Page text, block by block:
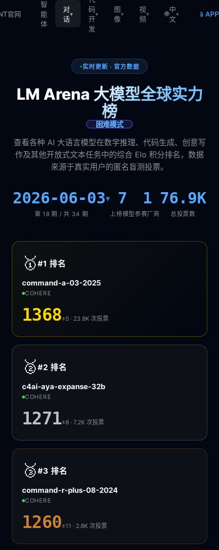
官网
智
能
体
对
话
▾
码
开
发
▾
图
像
▾
视
频
▾ 🌐
中
文
▾ 📱
实时更新 · 官方数据
LM Arena 大模型全球实力
榜
困难模式
查看各种 AI 大语言模型在数学推理、代码生成、创意写
作及其他开放式文本任务中的综合 Elo 积分排名，数据
来源于真实用户的匿名盲测投票。
2026-06-03▾
第 18 期 / 共 34 期
7
上榜模型
1
参赛厂商
76.9K
总投票数
🥇 #1排名
command-a-03-2025
COHERE
1368±5 · 23.8K次投票
🥈 #2排名
c4ai-aya-expanse-32b
COHERE
1271±8 · 7.2K次投票
🥉 #3排名
command-r-plus-08-2024
COHERE
1260±11 · 2.8K次投票